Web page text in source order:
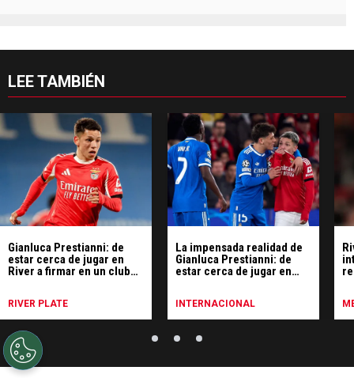
LEE TAMBIÉN
Gianluca Prestianni: de
estar cerca de jugar en
River a firmar en un club
RIVER PLATE
La impensada realidad de
Gianluca Prestianni: de
estar cerca de jugar en
INTERNACIONAL